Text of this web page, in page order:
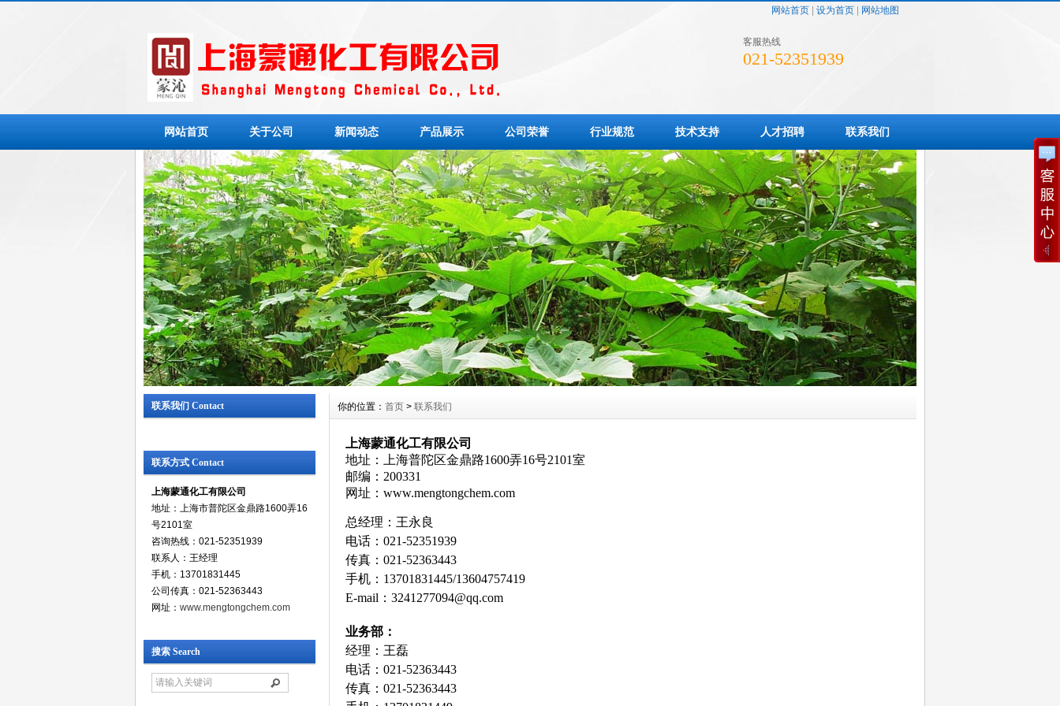
网站首页| 设为首页| 网站地图
客服热线
021-52351939
网站首页 关于公司 新闻动态 产品展示 公司荣誉 行业规范 技术支持 人才招聘 联系我们
联系我们 Contact
联系方式 Contact
上海蒙通化工有限公司
地址：上海市普陀区金鼎路1600弄16
号2101室
咨询热线：021-52351939
联系人：王经理
手机：13701831445
公司传真：021-52363443
网址： www.mengtongchem.com
搜索 Search
你的位置： 首页 > 联系我们
上海蒙通化工有限公司
地址：上海普陀区金鼎路1600弄16号2101室
邮编：200331
网址：www.mengtongchem.com
总经理： 王永良
电话：021-52351939
传真：021-52363443
手机：13701831445/13604757419
E-mail： 3241277094@qq.com
业务部：
经理： 王磊
电话： 021-52363443
传真：021-52363443